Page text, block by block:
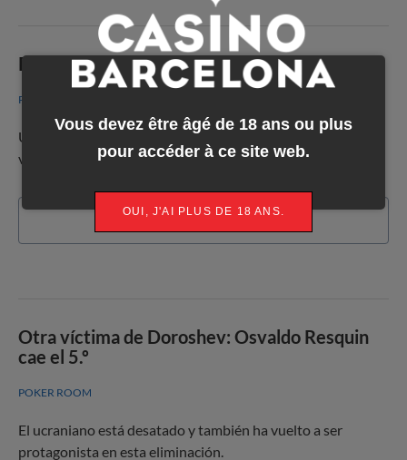
Pablo Fonseca termina en la 4.ª posición
POKER ROOM
Una vez más, el ucraniano Heorhii Doroshev ha sido el
verdugo.
En savoir plus
Otra víctima de Doroshev: Osvaldo Resquin
cae el 5.º
POKER ROOM
El ucraniano está desatado y también ha vuelto a ser
protagonista en esta eliminación.
Vous devez être âgé de 18 ans ou plus
pour accéder à ce site web.
OUI, J'AI PLUS DE 18 ANS.